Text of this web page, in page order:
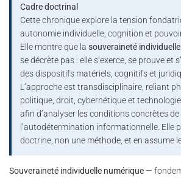
Cadre doctrinal
Cette chronique explore la tension
autonomie individuelle, cognition et
Elle montre que lasouveraineté
se décrète pas : elle s’exerce, se prouve et
des dispositifs matériels, cognitifs et
L’approche est transdisciplinaire, reliant
politique, droit, cybernétique et
afin d’analyser les conditions concrètes de
l’autodétermination informationnelle. Elle
doctrine, non une méthode, et en assume
Souveraineté individuelle numérique —